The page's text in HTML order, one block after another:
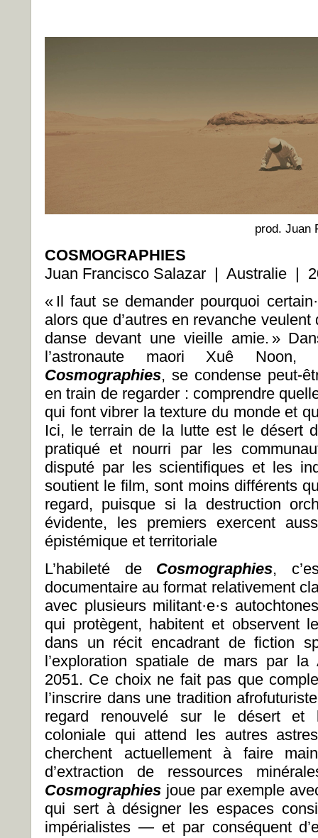
prod. Juan
COSMOGRAPHIES
Juan Francisco Salazar | Australie |
« Il faut se demander pourquoi
alors que d’autres en revanche
danse devant une vieille amie. »
l’astronaute maori Xuê
Cosmographies, se condense peut-
en train de regarder : comprendre
qui font vibrer la texture du monde et
Ici, le terrain de la lutte est le désert
pratiqué et nourri par les
disputé par les scientifiques et les
soutient le film, sont moins différents
regard, puisque si la destruction
évidente, les premiers exercent
épistémique et territoriale
L’habileté de Cosmographies,
documentaire au format relativement
avec plusieurs militant·e·s
qui protègent, habitent et observent
dans un récit encadrant de fiction
l’exploration spatiale de mars par
2051. Ce choix ne fait pas que
l’inscrire dans une tradition
regard renouvelé sur le désert et
coloniale qui attend les autres
cherchent actuellement à faire
d’extraction de ressources
Cosmographies joue par exemple
qui sert à désigner les espaces
impérialistes — et par conséquent